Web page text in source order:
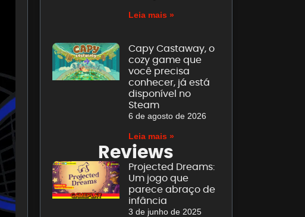
Leia mais »
Capy Castaway, o
cozy game que
você precisa
conhecer, já está
disponível no
Steam
6 de agosto de 2026
Leia mais »
Reviews
Projected Dreams:
Um jogo que
parece abraço de
infância
3 de junho de 2025